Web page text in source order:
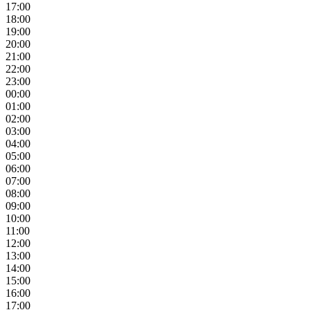
17:00
18:00
19:00
20:00
21:00
22:00
23:00
00:00
01:00
02:00
03:00
04:00
05:00
06:00
07:00
08:00
09:00
10:00
11:00
12:00
13:00
14:00
15:00
16:00
17:00